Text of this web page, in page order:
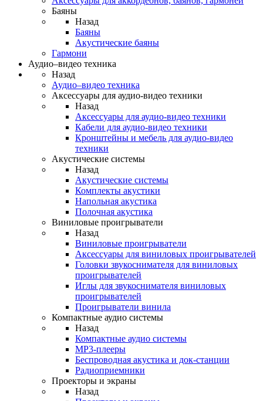
Баяны
Назад
Баяны
Акустические баяны
Гармони
Аудио–видео техника
Назад
Аудио–видео техника
Аксессуары для аудио-видео техники
Назад
Аксессуары для аудио-видео техники
Кабели для аудио-видео техники
Кронштейны и мебель для аудио-видео
техники
Акустические системы
Назад
Акустические системы
Комплекты акустики
Напольная акустика
Полочная акустика
Виниловые проигрыватели
Назад
Виниловые проигрыватели
Аксессуары для виниловых проигрывателей
Головки звукоснимателя для виниловых
проигрывателей
Иглы для звукоснимателя виниловых
проигрывателей
Проигрыватели винила
Компактные аудио системы
Назад
Компактные аудио системы
MP3-плееры
Беспроводная акустика и док-станции
Радиоприемники
Проекторы и экраны
Назад